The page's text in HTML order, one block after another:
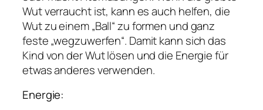
Wut verraucht ist, kann es auch helfen, die
Wut zu einem „Ball“ zu formen und ganz
feste „wegzuwerfen“. Damit kann sich das
Kind von der Wut lösen und die Energie für
etwas anderes verwenden.
Energie: